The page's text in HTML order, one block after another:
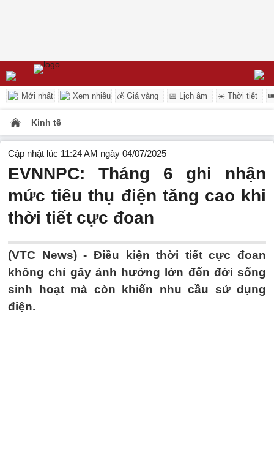
Mới nhất Xem nhiều 💰 Giá vàng 📅 Lịch âm ☀️ Thời tiết
Kinh tế
Cập nhật lúc 11:24 AM ngày 04/07/2025
EVNNPC: Tháng 6 ghi nhận
mức tiêu thụ điện tăng cao khi
thời tiết cực đoan
(VTC News) - Điều kiện thời tiết cực đoan
không chỉ gây ảnh hưởng lớn đến đời sống
sinh hoạt mà còn khiến nhu cầu sử dụng
điện.